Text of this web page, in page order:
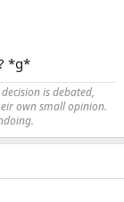
*g*
is debated,
own small opinion.